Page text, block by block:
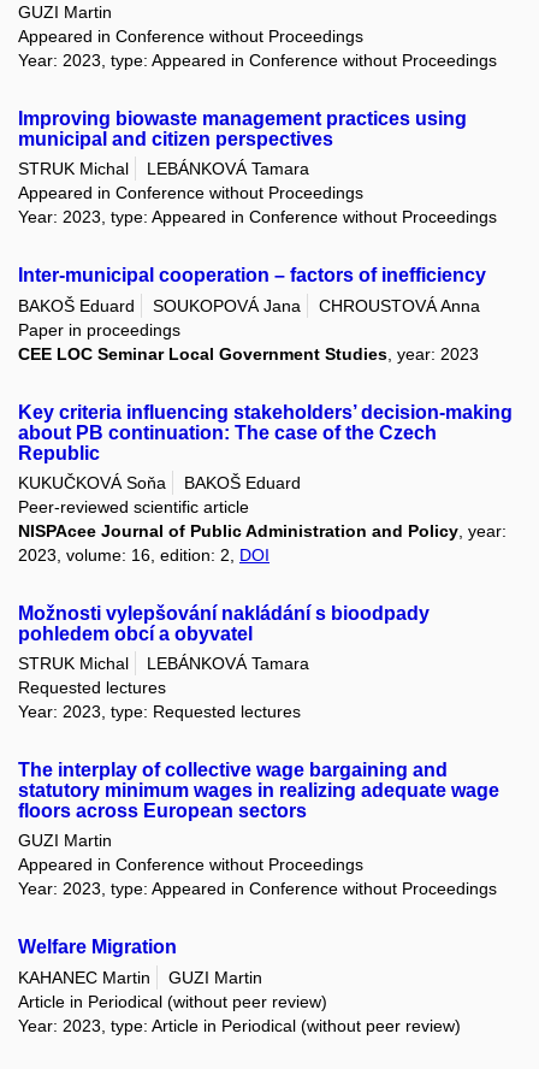
GUZI Martin
Appeared in Conference without Proceedings
Year: 2023, type: Appeared in Conference without Proceedings
Improving biowaste management practices using
municipal and citizen perspectives
STRUK Michal
LEBÁNKOVÁ Tamara
Appeared in Conference without Proceedings
Year: 2023, type: Appeared in Conference without Proceedings
Inter-municipal cooperation – factors of inefficiency
BAKOŠ Eduard SOUKOPOVÁ Jana
CHROUSTOVÁ Anna
Paper in proceedings
CEE LOC Seminar Local Government Studies , year: 2023
Key criteria influencing stakeholders’ decision-making
about PB continuation: The case of the Czech
Republic
KUKUČKOVÁ Soňa
BAKOŠ Eduard
Peer-reviewed scientific article
NISPAcee Journal of Public Administration and Policy , year:
2023, volume: 16, edition: 2, DOI
Možnosti vylepšování nakládání s bioodpady
pohledem obcí a obyvatel
STRUK Michal
LEBÁNKOVÁ Tamara
Requested lectures
Year: 2023, type: Requested lectures
The interplay of collective wage bargaining and
statutory minimum wages in realizing adequate wage
floors across European sectors
GUZI Martin
Appeared in Conference without Proceedings
Year: 2023, type: Appeared in Conference without Proceedings
Welfare Migration
KAHANEC Martin
GUZI Martin
Article in Periodical (without peer review)
Year: 2023, type: Article in Periodical (without peer review)